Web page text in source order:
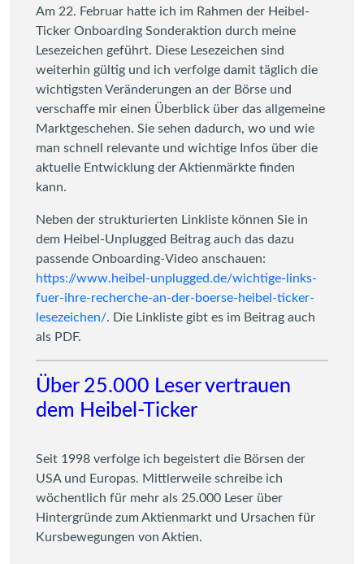
Am 22. Februar hatte ich im Rahmen der Heibel-
Ticker Onboarding Sonderaktion durch meine
Lesezeichen geführt. Diese Lesezeichen sind
weiterhin gültig und ich verfolge damit täglich die
wichtigsten Veränderungen an der Börse und
verschaffe mir einen Überblick über das allgemeine
Marktgeschehen. Sie sehen dadurch, wo und wie
man schnell relevante und wichtige Infos über die
aktuelle Entwicklung der Aktienmärkte finden
kann.
Neben der strukturierten Linkliste können Sie in
dem Heibel-Unplugged Beitrag auch das dazu
passende Onboarding-Video anschauen:
https://www.heibel-unplugged.de/wichtige-links-
fuer-ihre-recherche-an-der-boerse-heibel-ticker-
lesezeichen/. Die Linkliste gibt es im Beitrag auch
als PDF.
Über 25.000 Leser vertrauen
dem Heibel-Ticker
Seit 1998 verfolge ich begeistert die Börsen der
USA und Europas. Mittlerweile schreibe ich
wöchentlich für mehr als 25.000 Leser über
Hintergründe zum Aktienmarkt und Ursachen für
Kursbewegungen von Aktien.